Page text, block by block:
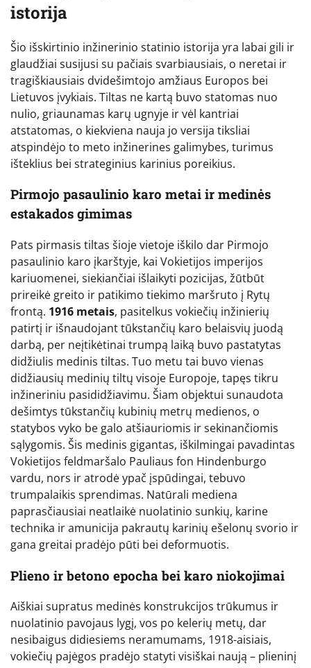
istorija
Šio išskirtinio inžinerinio statinio istorija yra labai gili ir
glaudžiai susijusi su pačiais svarbiausiais, o neretai ir
tragiškiausiais dvidešimtojo amžiaus Europos bei
Lietuvos įvykiais. Tiltas ne kartą buvo statomas nuo
nulio, griaunamas karų ugnyje ir vėl kantriai
atstatomas, o kiekviena nauja jo versija tiksliai
atspindėjo to meto inžinerines galimybes, turimus
išteklius bei strateginius karinius poreikius.
Pirmojo pasaulinio karo metai ir medinės
estakados gimimas
Pats pirmasis tiltas šioje vietoje iškilo dar Pirmojo
pasaulinio karo įkarštyje, kai Vokietijos imperijos
kariuomenei, siekiančiai išlaikyti pozicijas, žūtbūt
prireikė greito ir patikimo tiekimo maršruto į Rytų
frontą. 1916 metais, pasitelkus vokiečių inžinierių
patirtį ir išnaudojant tūkstančių karo belaisvių juodą
darbą, per neįtikėtinai trumpą laiką buvo pastatytas
didžiulis medinis tiltas. Tuo metu tai buvo vienas
didžiausių medinių tiltų visoje Europoje, tapęs tikru
inžineriniu pasididžiavimu. Šiam objektui sunaudota
dešimtys tūkstančių kubinių metrų medienos, o
statybos vyko be galo atšiauriomis ir sekinančiomis
sąlygomis. Šis medinis gigantas, iškilmingai pavadintas
Vokietijos feldmaršalo Pauliaus fon Hindenburgo
vardu, nors ir atrodė ypač įspūdingai, tebuvo
trumpalaikis sprendimas. Natūrali mediena
paprasčiausiai neatlaikė nuolatinio sunkių, karine
technika ir amunicija pakrautų karinių ešelonų svorio ir
gana greitai pradėjo pūti bei deformuotis.
Plieno ir betono epocha bei karo niokojimai
Aiškiai supratus medinės konstrukcijos trūkumus ir
nuolatinio pavojaus lygį, vos po kelerių metų, dar
nesibaigus didiesiems neramumams, 1918-aisiais,
vokiečių pajėgos pradėjo statyti visiškai naują – plieninį